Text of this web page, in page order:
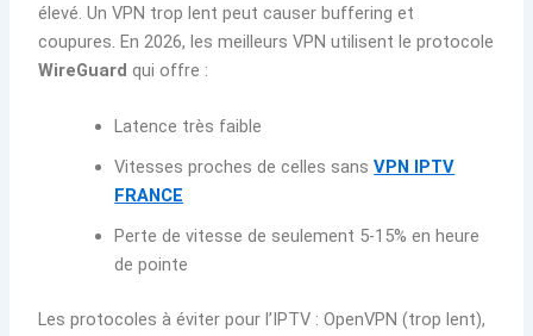
élevé. Un VPN trop lent peut causer buffering et
coupures. En 2026, les meilleurs VPN utilisent le protocole
WireGuard qui offre :
Latence très faible
Vitesses proches de celles sansVPN IPTV
FRANCE
Perte de vitesse de seulement 5-15% en heure
de pointe
Les protocoles à éviter pour l’IPTV : OpenVPN (trop lent),